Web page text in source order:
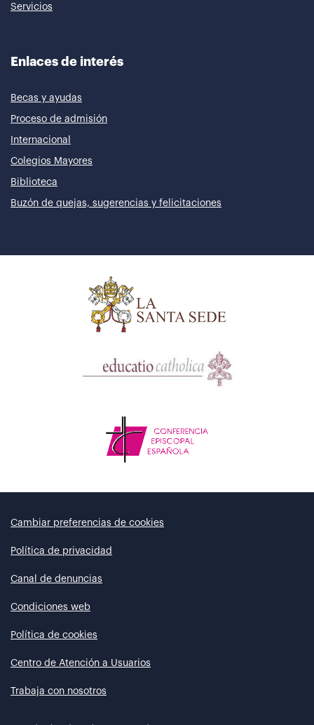
Servicios
Enlaces de interés
Becas y ayudas
Proceso de admisión
Internacional
Colegios Mayores
Biblioteca
Buzón de quejas, sugerencias y felicitaciones
Cambiar preferencias de cookies
Política de privacidad
Canal de denuncias
Condiciones web
Política de cookies
Centro de Atención a Usuarios
Trabaja con nosotros